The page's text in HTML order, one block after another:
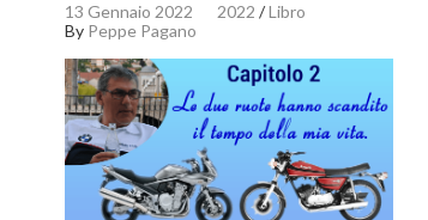
13 Gennaio 2022 2022 /Libro
By Peppe Pagano